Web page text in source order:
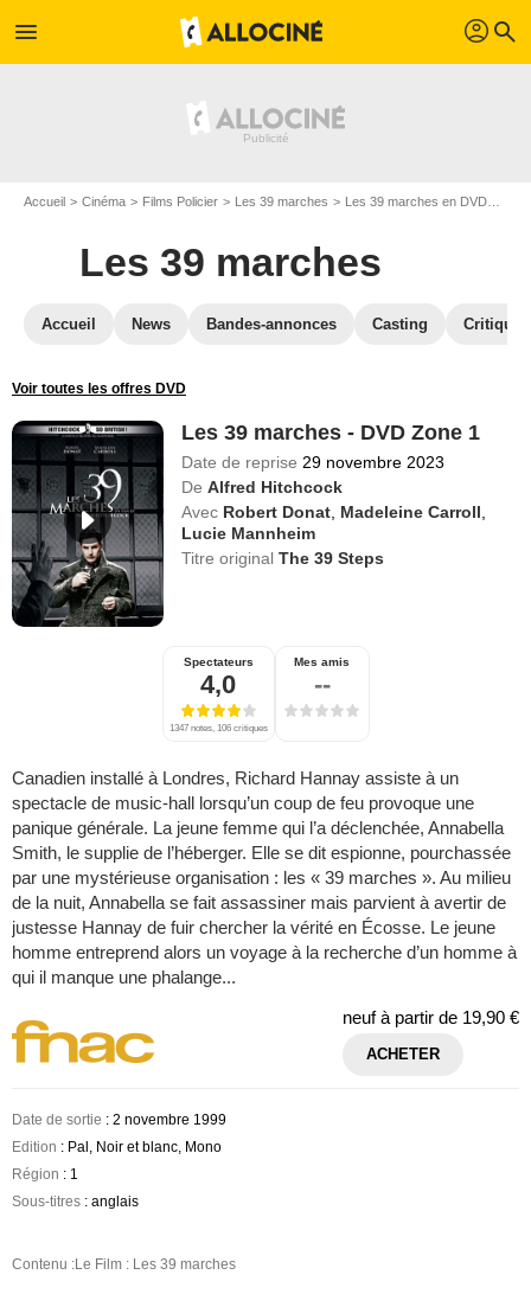
menu profil search
Accueil Cinéma Films Policier Les 39 marches Les 39 marches en DVD
Les 39 marches
Accueil News Bandes-annonces Casting
Voir toutes les offres DVD
Les 39 marches - DVD Zone 1
Date de reprise 29 novembre 2023
De Alfred Hitchcock
Avec Robert Donat Madeleine Carroll
Lucie Mannheim
Titre originalThe 39 Steps
Spectateurs
4,0
1347 notes, 106 critiques
Mes amis
--
Canadien installé à Londres, Richard Hannay assiste à un
spectacle de music-hall lorsqu’un coup de feu provoque une
panique générale. La jeune femme qui l’a déclenchée, Annabella
Smith, le supplie de l’héberger. Elle se dit espionne, pourchassée
par une mystérieuse organisation : les « 39 marches ». Au milieu
de la nuit, Annabella se fait assassiner mais parvient à avertir de
justesse Hannay de fuir chercher la vérité en Écosse. Le jeune
homme entreprend alors un voyage à la recherche d’un homme à
qui il manque une phalange...
neuf à partir de 19,90 €
ACHETER
Date de sortie : 2 novembre 1999
Edition : Pal, Noir et blanc, Mono
Région : 1
Sous-titres : anglais
Contenu :Le Film : Les 39 marches